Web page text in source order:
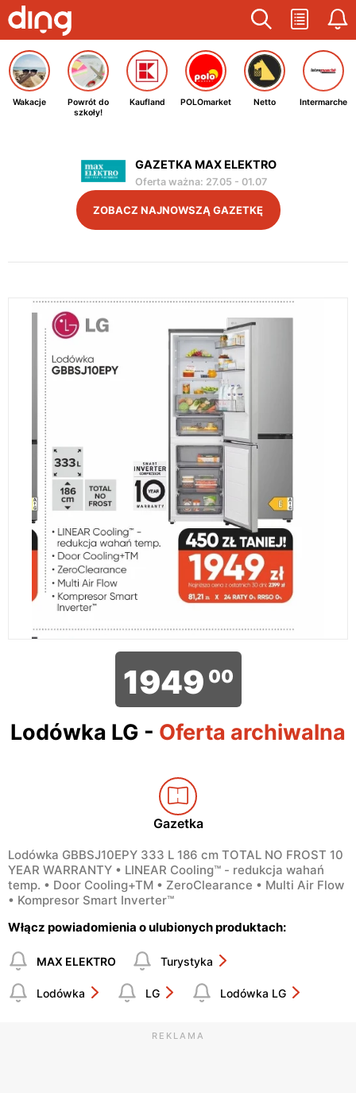
Wakacje
Powrót do
szkoły!
Kaufland POLOmarket Netto Intermarche
GAZETKA MAX ELEKTRO
Oferta ważna: 27.05 - 01.07
ZOBACZ NAJNOWSZĄ GAZETKĘ
1949 00
Lodówka LG - Oferta archiwalna
Gazetka
Lodówka GBBSJ10EPY 333 L 186 cm TOTAL NO FROST 10
YEAR WARRANTY • LINEAR Cooling™ - redukcja wahań
temp. • Door Cooling+TM • ZeroClearance • Multi Air Flow
• Kompresor Smart Inverter™
Włącz powiadomienia o ulubionych produktach:
MAX ELEKTRO Turystyka
Lodówka LG Lodówka LG
REKLAMA